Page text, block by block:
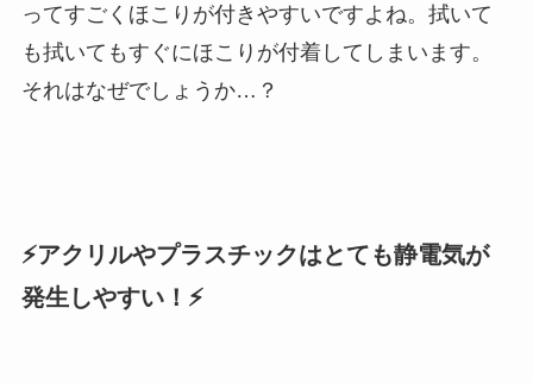
ってすごくほこりが付きやすいですよね。拭いて
も拭いてもすぐにほこりが付着してしまいます。
それはなぜでしょうか…？
⚡アクリルやプラスチックはとても静電気が
発生しやすい！⚡